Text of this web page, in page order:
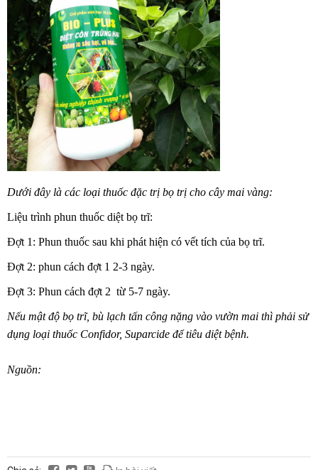
Dưới đây là các loại thuốc đặc trị bọ trị cho cây mai vàng:
Liệu trình phun thuốc diệt bọ trĩ:
Đợt 1: Phun thuốc sau khi phát hiện có vết tích của bọ trĩ.
Đợt 2: phun cách đợt 1 2-3 ngày.
Đợt 3: Phun cách đợt 2 từ 5-7 ngày.
Nếu mật độ bọ trĩ, bù lạch tấn công nặng vào vườn mai thì phải sử
dụng loại thuốc Confidor, Suparcide để tiêu diệt bệnh.
Nguồn: